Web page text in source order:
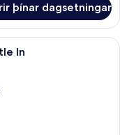
þínar dagsetningar
ókeypis þráðlaus
In